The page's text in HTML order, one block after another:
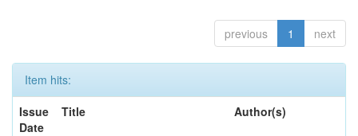
previous 1 next
Item hits:
Issue
Date
Title Author(s)